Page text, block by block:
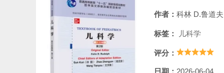
作者： 科林 D.鲁道夫
标签： 儿科学
评分：